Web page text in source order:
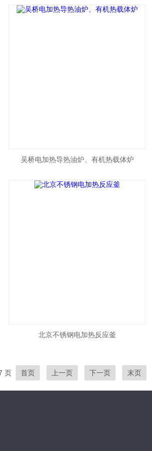
机、多功能混合机
吴桥电加热导热油炉、有机热载体炉
北京不锈钢电加热反应釜
页 首页 上一页 下一页 末页